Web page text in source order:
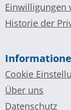
Einwilligungen
Historie der
Cookie
Über uns
Datenschutz